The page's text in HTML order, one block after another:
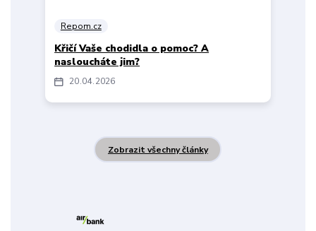
20 04 2026
Repom.cz
Křičí Vaše chodidla o pomoc? A
nasloucháte jim?
Zobrazit všechny články